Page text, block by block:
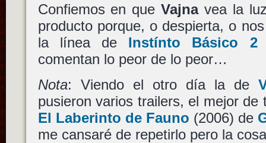
Confiemos en queVajnavea la
producto porque, o despierta, o
la línea de Instínto Básico 2
comentan lo peor de lo peor…
Nota: Viendo el otro día la de
pusieron varios trailers, el mejor de
El Laberinto de Fauno (2006) de
me cansaré de repetirlo pero la